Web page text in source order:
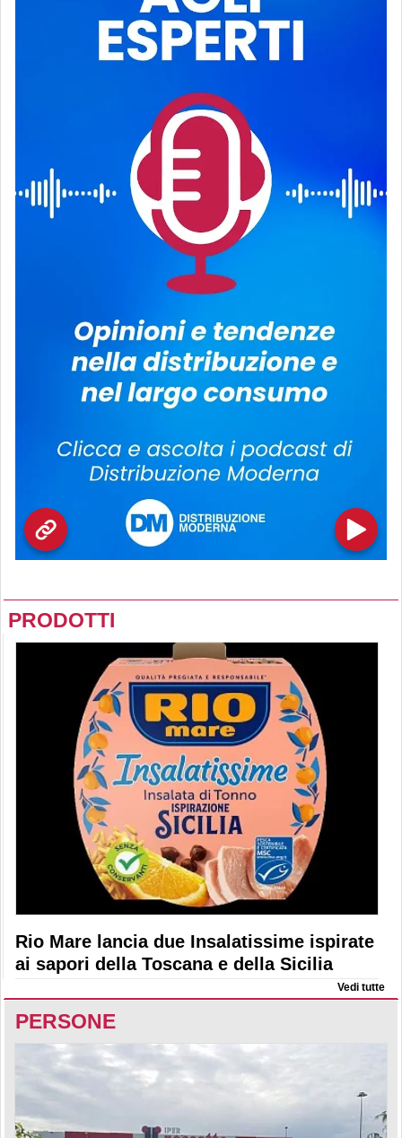
PRODOTTI
Rio Mare lancia due Insalatissime ispirate
ai sapori della Toscana e della Sicilia
Vedi tutte
PERSONE